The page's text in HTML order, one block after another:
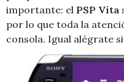
importante: el PSP Vita
por lo que toda la
consola. Igual alégrate